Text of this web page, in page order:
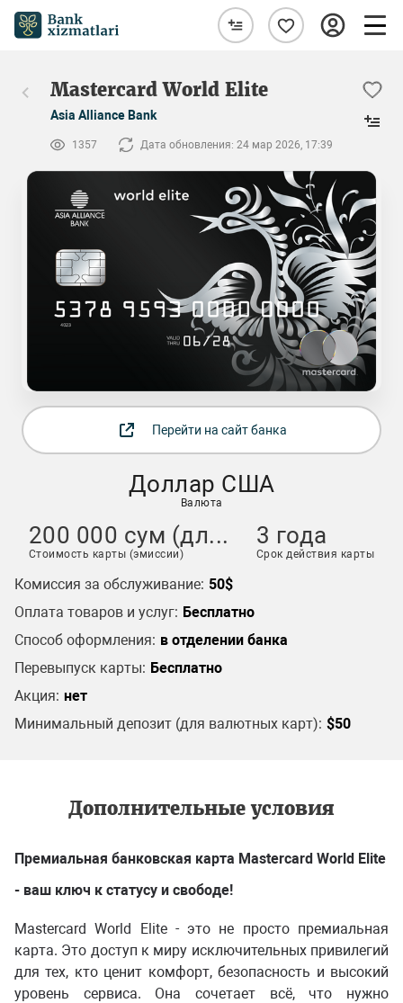
Mastercard World Elite
Asia Alliance Bank
1357 Дата обновления: 24 мар 2026, 17:39
Перейти на сайт банка
Доллар США
Валюта
200 000 сум (дл...
Стоимость карты (эмиссии)
3 года
Срок действия карты
Комиссия за обслуживание: 50$
Оплата товаров и услуг: Бесплатно
Способ оформления: в отделении банка
Перевыпуск карты: Бесплатно
Акция: нет
Минимальный депозит (для валютных карт): $50
Дополнительные условия
Премиальная банковская карта Mastercard World Elite
- ваш ключ к статусу и свободе!
Mastercard World Elite - это не просто премиальная
карта. Это доступ к миру исключительных привилегий
для тех, кто ценит комфорт, безопасность и высокий
уровень сервиса. Она сочетает всё, что нужно